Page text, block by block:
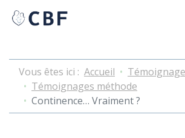
Vous êtes ici : Accueil
Témoignages méthode
Continence… Vraiment ?